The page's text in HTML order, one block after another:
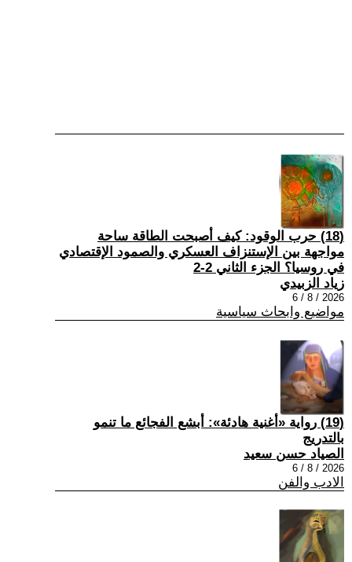
(18) حرب الوقود: كيف أصبحت الطاقة ساحة
مواجهة بين الإستنزاف العسكري والصمود الإقتصادي
في روسيا؟ الجزء الثاني 2-2
زياد الزبيدي
2026 / 8 / 6
مواضيع وابحاث سياسية
(19) رواية «أغنية هادئة»: أبشع الفجائع ما تنمو
بالتدريج
الصياد حسن سعيد
2026 / 8 / 6
الادب والفن